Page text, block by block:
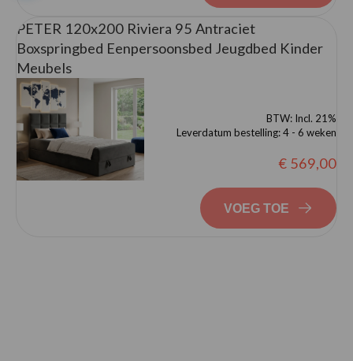
PETER 120x200 Riviera 95 Antraciet
Boxspringbed Eenpersoonsbed Jeugdbed Kinder
Meubels
BTW: Incl. 21%
Leverdatum bestelling:4 - 6 weken
€ 569,00
VOEG TOE